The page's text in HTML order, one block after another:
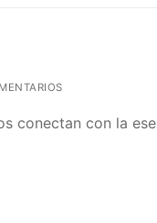
conectan con la